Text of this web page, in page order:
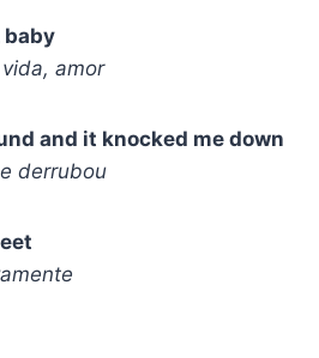
baby
amor
and it knocked me down
derrubou